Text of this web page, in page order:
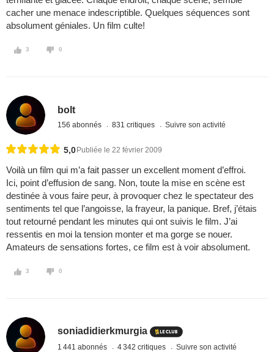
cacher une menace indescriptible. Quelques séquences sont
absolument géniales. Un film culte!
3 0
bolt
156 abonnés 831 critiques Suivre son activité
5,0 Publiée le 22 février 2009
Voilà un film qui m’a fait passer un excellent moment d’effroi.
Ici, point d’effusion de sang. Non, toute la mise en scène est
destinée à vous faire peur, à provoquer chez le spectateur des
sentiments tel que l’angoisse, la frayeur, la panique. Bref, j’étais
tout retourné pendant les minutes qui ont suivis le film. J’ai
ressentis en moi la tension monter et ma gorge se nouer.
Amateurs de sensations fortes, ce film est à voir absolument.
3 0
soniadidierkmurgia
1 441 abonnés 4 342 critiques Suivre son activité